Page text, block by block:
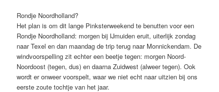
Rondje Noordholland?
Het plan is om dit lange Pinksterweekend te benutten voor een
Rondje Noordholland: morgen bij IJmuiden eruit, uiterlijk zondag
naar Texel en dan maandag de trip terug naar Monnickendam. De
windvoorspelling zit echter een beetje tegen: morgen Noord-
Noordoost (tegen, dus) en daarna Zuidwest (alweer tegen). Ook
wordt er onweer voorspelt, waar we niet echt naar uitzien bij ons
eerste zoute tochtje van het jaar.